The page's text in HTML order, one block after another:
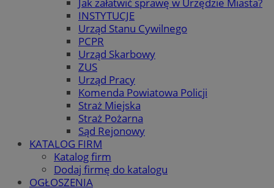
INSTYTUCJE
Urząd Stanu Cywilnego
PCPR
Urząd Skarbowy
ZUS
Urząd Pracy
Komenda Powiatowa Policji
Straż Miejska
Straż Pożarna
Sąd Rejonowy
KATALOG FIRM
Katalog firm
Dodaj firmę do katalogu
OGŁOSZENIA